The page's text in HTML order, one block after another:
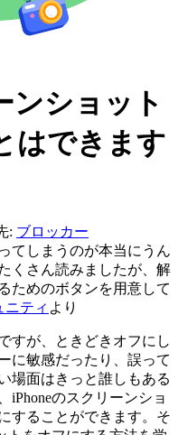
ンショット
はできます
: ブロッカー
てしまうのが本当にうん
くさん読みましたが、解
ためのボタンを用意して
ニティ より
すが、ときどきオフにし
に敏感だったり、誤って
場面はきっと誰しもある
iPhoneのスクリーンショ
することができます。そ